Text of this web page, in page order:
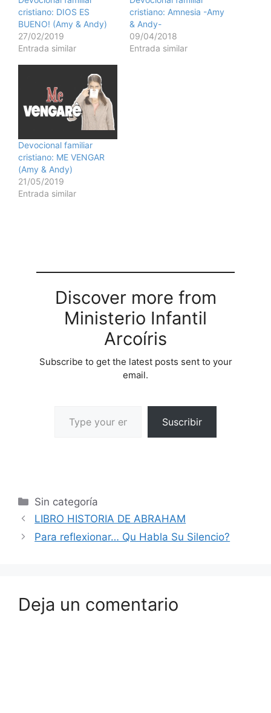
cristiano: DIOS ES
BUENO! (Amy & Andy)
27/02/2019
Entrada similar
cristiano: Amnesia -Amy
& Andy-
09/04/2018
Entrada similar
Devocional familiar
cristiano: ME VENGAR
(Amy & Andy)
21/05/2019
Entrada similar
Discover more from
Ministerio Infantil
Arcoíris
Subscribe to get the latest posts sent to your
email.
Suscribir
Sin categoría
LIBRO HISTORIA DE ABRAHAM
Para reflexionar… Qu Habla Su Silencio?
Deja un comentario